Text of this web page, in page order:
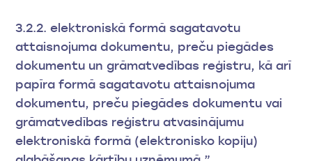
3.2.2. elektroniskā formā sagatavotu
attaisnojuma dokumentu, preču piegādes
dokumentu un grāmatvedības reģistru, kā arī
papīra formā sagatavotu attaisnojuma
dokumentu, preču piegādes dokumentu vai
grāmatvedības reģistru atvasinājumu
elektroniskā formā (elektronisko kopiju)